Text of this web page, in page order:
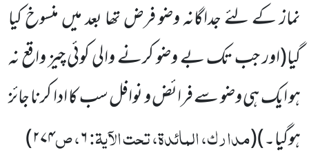
نماز کے لئے جداگانہ وضو فرض تھا بعد میں منسوخ کیا
گیا(اور جب تک بے وضو کرنے والی کوئی چیز واقع نہ
ہو ایک ہی وضو سے فرائض و نوافل سب کا ادا کرنا جائز
ہوگیا۔)(مدارک، المائدۃ، تحت الآیۃ:۶، ص۲۷۴)